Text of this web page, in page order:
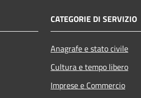
CATEGORIE DI SERVIZIO
Anagrafe e stato civile
Cultura e tempo libero
Imprese e Commercio